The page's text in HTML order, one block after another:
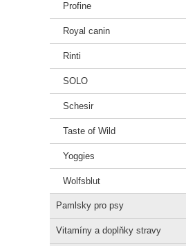
Profine
Royal canin
Rinti
SOLO
Schesir
Taste of Wild
Yoggies
Wolfsblut
Pamlsky pro psy
Vitamíny a doplňky stravy